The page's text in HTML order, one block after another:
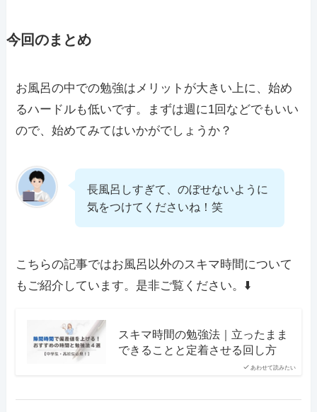
今回のまとめ
お風呂の中での勉強はメリットが大きい上に、始め
るハードルも低いです。まずは週に1回などでもいい
ので、始めてみてはいかがでしょうか？
長風呂しすぎて、のぼせないように
気をつけてくださいね！笑
こちらの記事ではお風呂以外のスキマ時間について
もご紹介しています。是非ご覧ください。⬇️
あわせて読みたい
スキマ時間の勉強法｜立ったまま
できることと定着させる回し方